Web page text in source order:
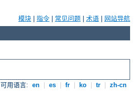
模块 指令 常见问题 术语 网站导航
可用语言: en es fr ko tr zh-cn